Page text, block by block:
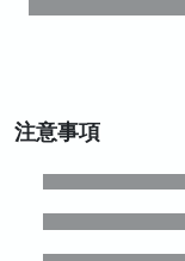
注意事項